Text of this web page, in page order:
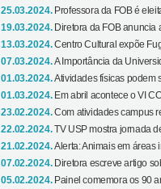
25.03.2024. Professora da FOB é
19.03.2024. Diretora da FOB anuncia
13.03.2024.Centro Cultural expõe
07.03.2024.A Importância da
01.03.2024.Atividades físicas podem
01.03.2024. Em abril acontece o VI
23.02.2024.Com atividades campus
22.02.2024.TV USP mostra jornada
21.02.2024.Alerta: Animais em áreas
07.02.2024. Diretora escreve artigo
05.02.2024. Painel comemora os 90